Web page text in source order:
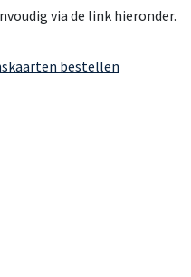
via de link hieronder.
bestellen